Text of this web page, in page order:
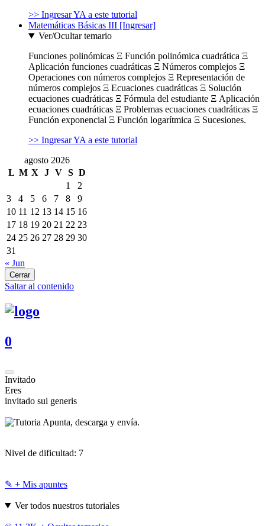
>> Ingresar YA a este tutorial
Matemáticas Básicas III [Ingresar]
Ver/Ocultar temario
Funciones polinómicas Ξ Función polinómica cuadrática Ξ
Aplicación funciones cuadráticas Ξ Números complejos Ξ
Operaciones con números complejos Ξ Representación de
números complejos Ξ Ecuaciones cuadráticas Ξ Solución
ecuaciones cuadráticas Ξ Fórmula del estudiante Ξ Aplicación
ecuaciones cuadráticas Ξ Problemas ecuaciones cuadráticas Ξ
Función exponencial Ξ Función logarítmica Ξ Sucesiones.
>> Ingresar YA a este tutorial
agosto 2026
L M X J V S D
1
2
3
4 5 6 7 8
9
10 11 12 13 14 15 16
17 18 19 20 21 22 23
24 25 26 27 28 29 30
31
« Jun
Cerrar
Saltar al contenido
0
Invitado
Eres
invitado sui generis
Apunta, descarga y envía.
Nivel de dificultad: 7
✎ + Mis apuntes
Ver todos nuestros tutoriales